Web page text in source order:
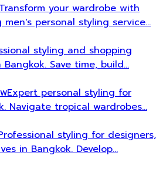
Transform your wardrobe with
men's personal styling service…
styling and shopping
Save time, build…
Expert personal styling for
Navigate tropical wardrobes…
styling for designers,
in Bangkok. Develop…